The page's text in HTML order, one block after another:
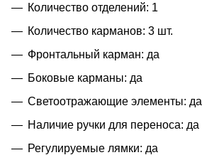
Количество отделений: 1
Количество карманов: 3 шт.
Фронтальный карман: да
Боковые карманы: да
Светоотражающие элементы: да
Наличие ручки для переноса: да
Регулируемые лямки: да